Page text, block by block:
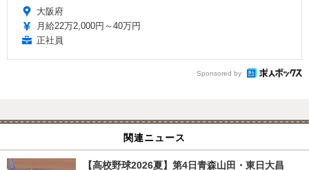
大阪府
月給22万2,000円～40万円
正社員
Sponsored by
関連ニュース
【高校野球2026夏】第4日青森山田・東日大昌